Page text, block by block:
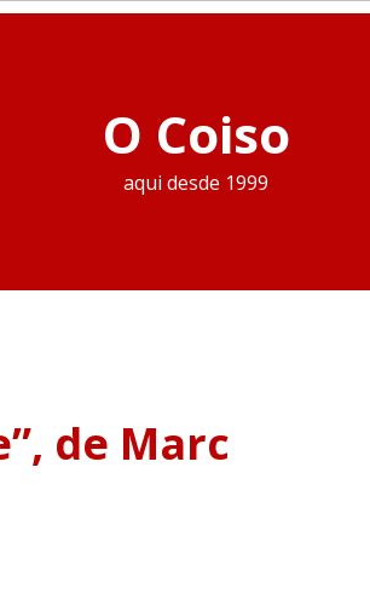
O Coiso
aqui desde 1999
de Marc